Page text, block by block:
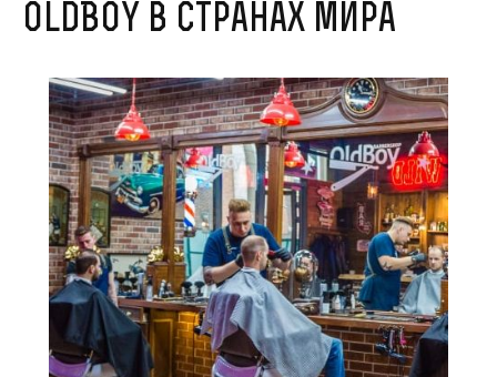
OldBoy в странах мира